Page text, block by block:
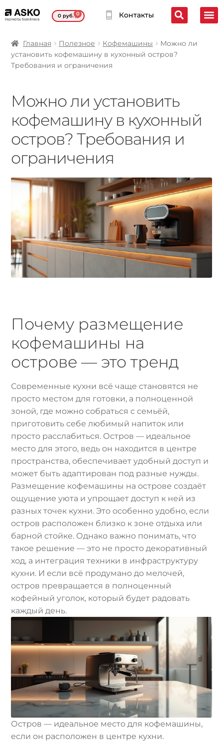
0руб. 0 Контакты
Главная Полезное Кофемашины
Можно ли
установить кофемашину в кухонный остров?
Требования и ограничения
Можно ли установить
кофемашину в кухонный
остров? Требования и
ограничения
Почему размещение
кофемашины на
острове — это тренд
Современные кухни всё чаще становятся не
просто местом для готовки, а полноценной
зоной, где можно собраться с семьёй,
приготовить себе любимый напиток или
просто расслабиться. Остров — идеальное
место для этого, ведь он находится в центре
пространства, обеспечивает удобный доступ и
может быть адаптирован под разные нужды.
Размещение кофемашины на острове создаёт
ощущение уюта и упрощает доступ к ней из
разных точек кухни. Это особенно удобно, если
остров расположен близко к зоне отдыха или
барной стойке. Однако важно понимать, что
такое решение — это не просто декоративный
ход, а интеграция техники в инфраструктуру
кухни. И если всё продумано до мелочей,
остров превращается в полноценный
кофейный уголок, который будет радовать
каждый день.
Остров — идеальное место для кофемашины,
если он расположен в центре кухни.